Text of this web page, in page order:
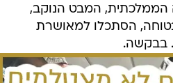
הממלכתית, המבט הנוקב,
הסתכלו למאושרת
בבקשה.